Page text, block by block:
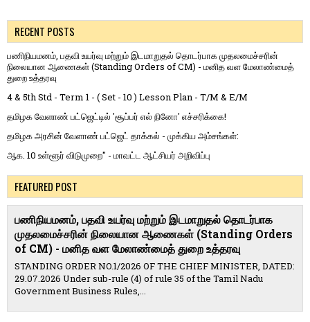
RECENT POSTS
பணிநியமனம், பதவி உயர்வு மற்றும் இடமாறுதல் தொடர்பாக முதலமைச்சரின்
நிலையான ஆணைகள் (Standing Orders of CM) - மனித வள மேலாண்மைத்
துறை உத்தரவு
4 & 5th Std - Term 1 - ( Set - 10 ) Lesson Plan - T/M & E/M
தமிழக வேளாண் பட்ஜெட்டில் 'சூப்பர் எல் நினோ' எச்சரிக்கை!
தமிழக அரசின் வேளாண் பட்ஜெட் தாக்கல் - முக்கிய அம்சங்கள்:
ஆக. 10 உள்ளூர் விடுமுறை" - மாவட்ட ஆட்சியர் அறிவிப்பு
FEATURED POST
பணிநியமனம், பதவி உயர்வு மற்றும் இடமாறுதல் தொடர்பாக
முதலமைச்சரின் நிலையான ஆணைகள் (Standing Orders
of CM) - மனித வள மேலாண்மைத் துறை உத்தரவு
STANDING ORDER NO.1/2026 OF THE CHIEF MINISTER, DATED:
29.07.2026 Under sub-rule (4) of rule 35 of the Tamil Nadu
Government Business Rules,...